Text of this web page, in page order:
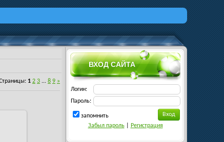
: 1 2 3 ... 8 9 »
ВХОД САЙТА
Логин:
Пароль:
запомнить
Забыл пароль| Регистрация